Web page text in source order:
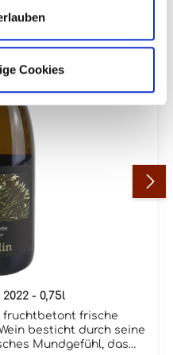
Cookies
höfflin Hofcuvée Sekt brut 2022 - 0,75l
Mundgefühl, das